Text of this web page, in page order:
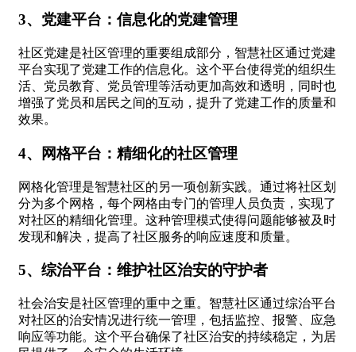
3、党建平台：信息化的党建管理
社区党建是社区管理的重要组成部分，智慧社区通过党建
平台实现了党建工作的信息化。这个平台使得党的组织生
活、党员教育、党员管理等活动更加高效和透明，同时也
增强了党员和居民之间的互动，提升了党建工作的质量和
效果。
4、网格平台：精细化的社区管理
网格化管理是智慧社区的另一项创新实践。通过将社区划
分为多个网格，每个网格由专门的管理人员负责，实现了
对社区的精细化管理。这种管理模式使得问题能够被及时
发现和解决，提高了社区服务的响应速度和质量。
5、综治平台：维护社区治安的守护者
社会治安是社区管理的重中之重。智慧社区通过综治平台
对社区的治安情况进行统一管理，包括监控、报警、应急
响应等功能。这个平台确保了社区治安的持续稳定，为居